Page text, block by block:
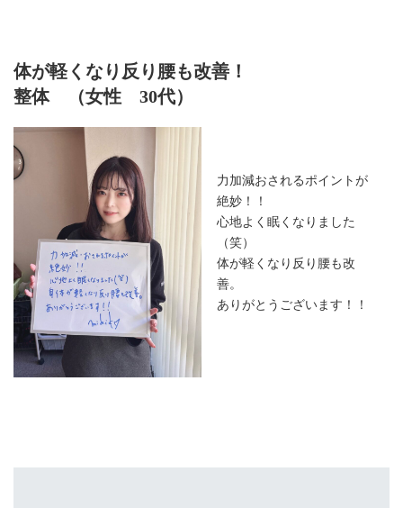
体が軽くなり反り腰も改善！
整体 （女性 30代）
力加減おされるポイントが
絶妙！！
心地よく眠くなりました
（笑）
体が軽くなり反り腰も改
善。
ありがとうございます！！